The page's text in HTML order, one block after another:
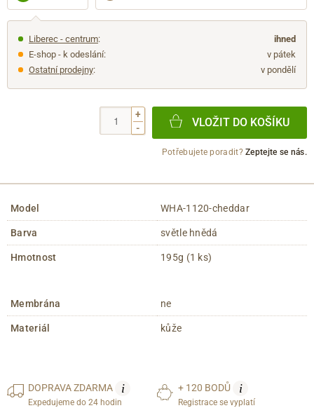
Liberec - centrum:
ihned
E-shop - k odeslání:
v pátek
Ostatní prodejny: v pondělí
+
-
VLOŽIT DO KOŠÍKU
Potřebujete poradit?Zeptejte se nás.
Model WHA-1120-cheddar
Barva světle hnědá
Hmotnost 195g (1 ks)
Membrána ne
Materiál kůže
DOPRAVAZDARMA i
Expedujeme do 24 hodin
+ 120 BODŮ i
Registrace se vyplatí